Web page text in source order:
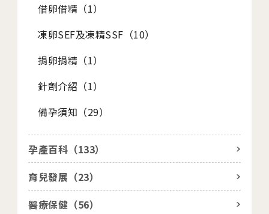
2026.01.01
2026茂盛醫院講座《每月好孕講座》
相關網站
茂盛醫院生殖醫學中心
安馨產後護理之家
馨美美學診所
借卵借精（1）
凍卵SEF及凍精SSF（10）
捐卵捐精（1）
針劑介紹（1）
備孕須知（29）
孕產百科（133）
育兒發展（23）
醫療保健（56）